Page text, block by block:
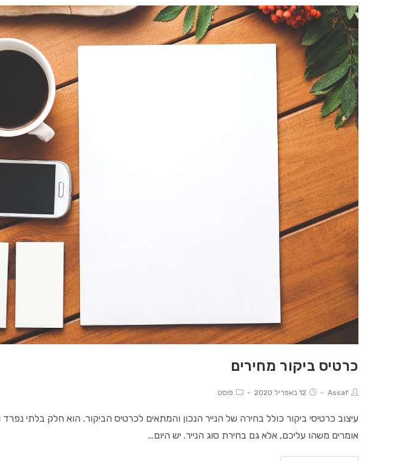
לכרטיס
ביקור?
כרטיס ביקור מחירים
Post
Assaf
Post12 באפריל 2020
Postפוסט
עיצוב כרטיסי ביקור כולל בחירה של הנייר הנכון והמתאים לכרטיס הביקור. הוא חלק בלתי
אומרים משהו עליכם, אלא גם בחירת סוג הנייר. יש היום…